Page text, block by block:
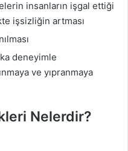
insanların işgal ettiği
işsizliğin artması
deneyimle
ve yıpranmaya
Nelerdir?